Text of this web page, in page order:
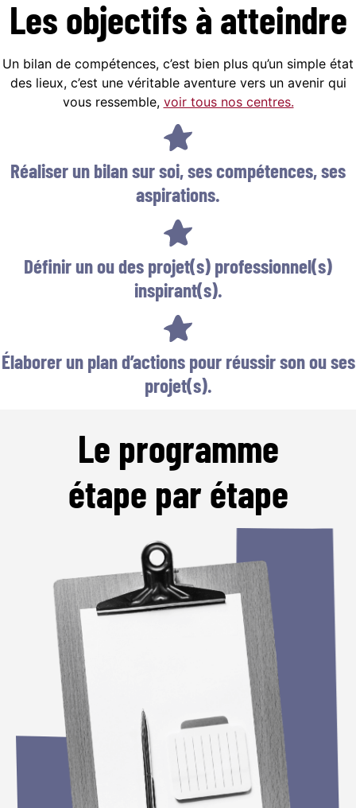
Les objectifs à atteindre
Un bilan de compétences, c’est bien plus qu’un simple état
des lieux, c’est une véritable aventure vers un avenir qui
vous ressemble, voir tous nos centres.
Réaliser un bilan sur soi, ses compétences, ses
aspirations.
Définir un ou des projet(s) professionnel(s)
inspirant(s).
Élaborer un plan d’actions pour réussir son ou ses
projet(s).
Le programme
étape par étape